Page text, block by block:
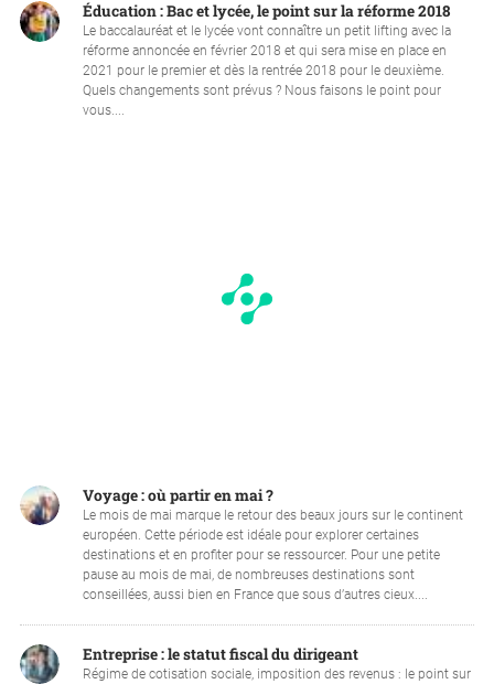
Éducation : Bac et lycée, le point sur la réforme 2018
Le baccalauréat et le lycée vont connaître un petit lifting avec la
réforme annoncée en février 2018 et qui sera mise en place en
2021 pour le premier et dès la rentrée 2018 pour le deuxième.
Quels changements sont prévus ? Nous faisons le point pour
vous....
Voyage : où partir en mai ?
Le mois de mai marque le retour des beaux jours sur le continent
européen. Cette période est idéale pour explorer certaines
destinations et en profiter pour se ressourcer. Pour une petite
pause au mois de mai, de nombreuses destinations sont
conseillées, aussi bien en France que sous d’autres cieux....
Entreprise : le statut fiscal du dirigeant
Régime de cotisation sociale, imposition des revenus : le point sur